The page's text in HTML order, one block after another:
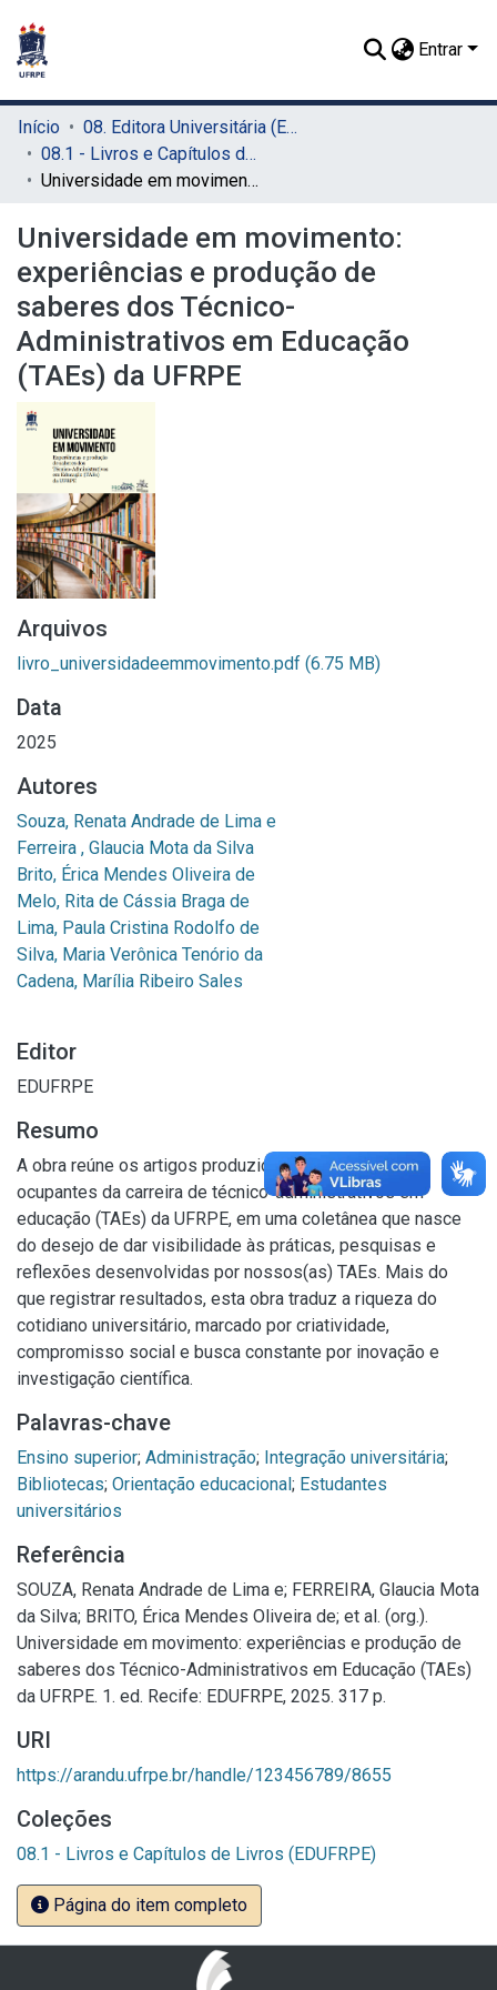
Entrar
Início
08. Editora Universitária (EDUFRPE)
08.1 - Livros e Capítulos de Livros (EDUFRPE)
Universidade em movimento: experiências e produção de saberes dos Técnico-Administrativos em Educação (TAEs) da UFRPE
Universidade em movimento:
experiências e produção de
saberes dos Técnico-
Administrativos em Educação
(TAEs) da UFRPE
Arquivos
livro_universidadeemmovimento.pdf (6.75 MB)
Data
2025
Autores
Souza, Renata Andrade de Lima e
Ferreira , Glaucia Mota da Silva
Brito, Érica Mendes Oliveira de
Melo, Rita de Cássia Braga de
Lima, Paula Cristina Rodolfo de
Silva, Maria Verônica Tenório da
Cadena, Marília Ribeiro Sales
Editor
EDUFRPE
Resumo
A obra reúne os artigos produzidos pelos servidores
ocupantes da carreira de técnico-administrativos em
educação (TAEs) da UFRPE, em uma coletânea que nasce
do desejo de dar visibilidade às práticas, pesquisas e
reflexões desenvolvidas por nossos(as) TAEs. Mais do
que registrar resultados, esta obra traduz a riqueza do
cotidiano universitário, marcado por criatividade,
compromisso social e busca constante por inovação e
investigação científica.
Palavras-chave
Ensino superior; Administração; Integração universitária;
Bibliotecas; Orientação educacional ; Estudantes
universitários
Referência
SOUZA, Renata Andrade de Lima e; FERREIRA, Glaucia Mota
da Silva; BRITO, Érica Mendes Oliveira de; et al. (org.).
Universidade em movimento: experiências e produção de
saberes dos Técnico-Administrativos em Educação (TAEs)
da UFRPE. 1. ed. Recife: EDUFRPE, 2025. 317 p.
URI
https://arandu.ufrpe.br/handle/123456789/8655
Coleções
08.1 - Livros e Capítulos de Livros (EDUFRPE)
Página do item completo